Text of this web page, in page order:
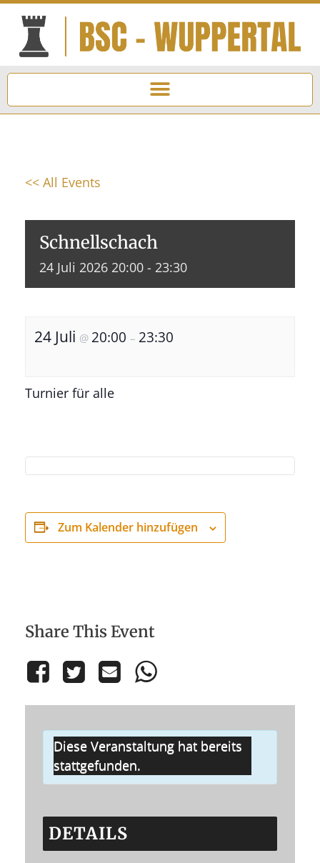
<< All Events
Schnellschach
24 Juli 2026 20:00 - 23:30
24 Juli @ 20:00 – 23:30
Turnier für alle
Zum Kalender hinzufügen
Share This Event
Diese Veranstaltung hat bereits
stattgefunden.
DETAILS